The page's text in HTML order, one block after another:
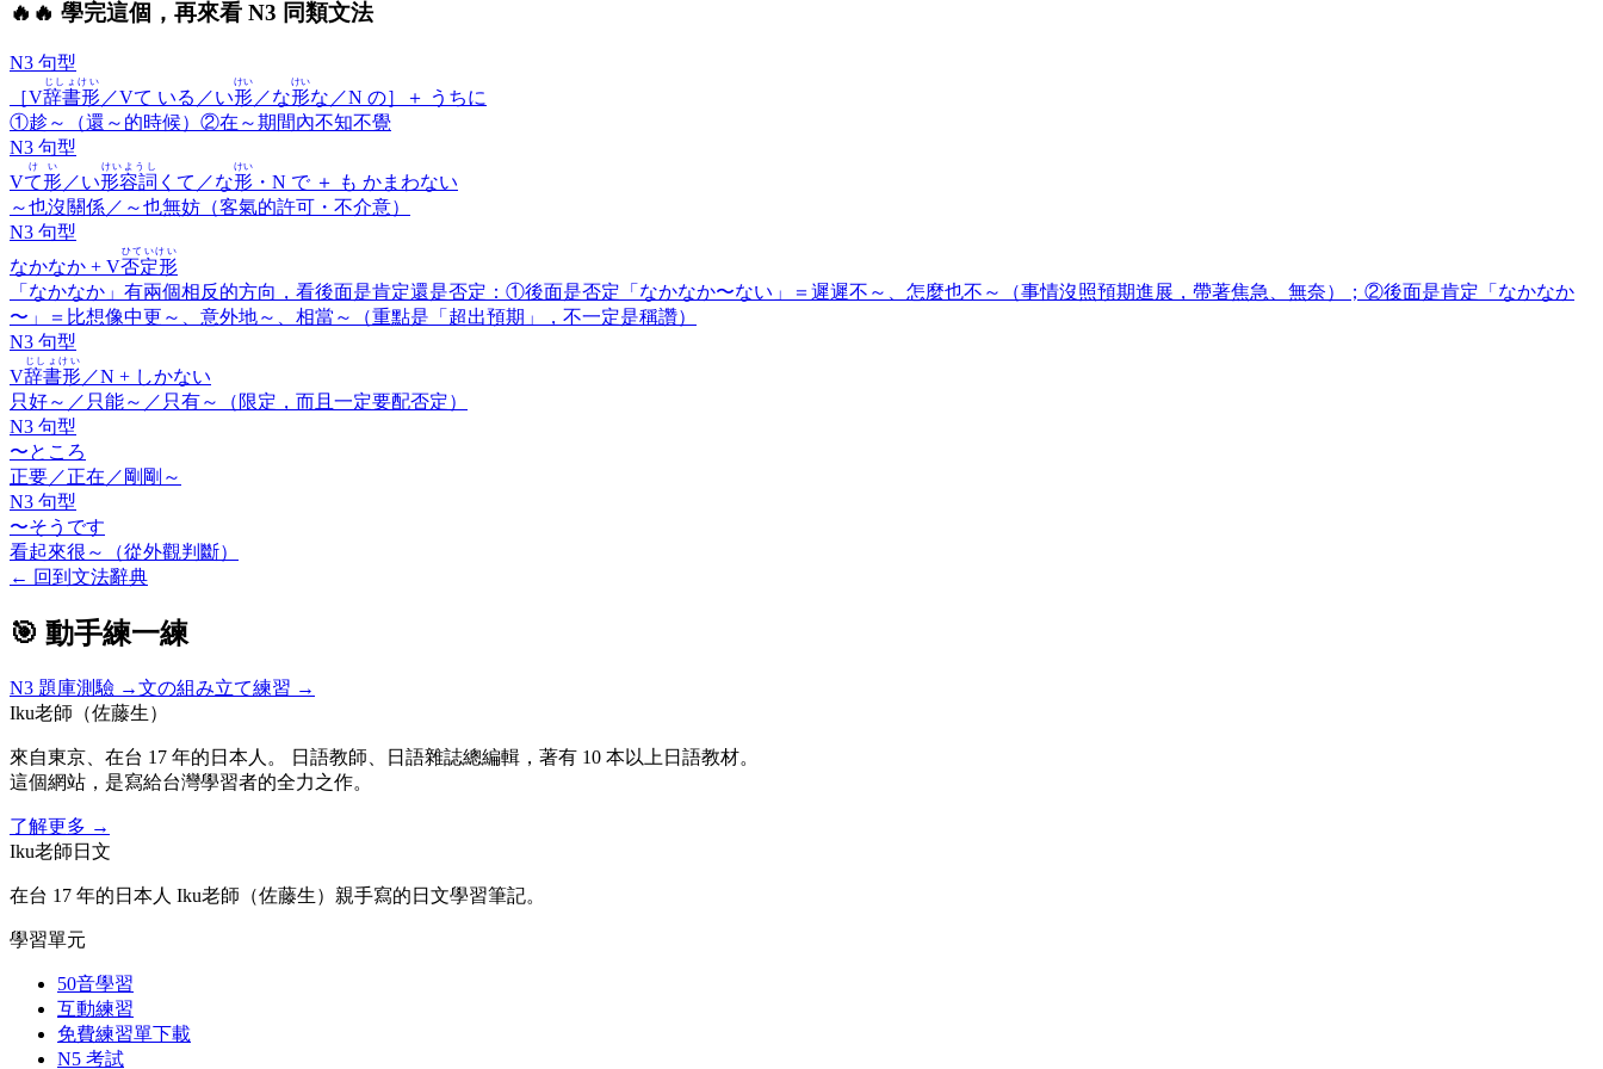
🔥 🔥 學完這個，再來看 N3 同類文法
N3 句型
［V辞書形
じしょけい
／Vて いる／い形
けい
／な形
けい
な／N の］＋ うちに
①趁～（還～的時候）②在～期間內不知不覺
N3 句型
Vて形
けい
／い形容詞
けいようし
くて／な形
けい
・N で ＋ も かまわない
～也沒關係／～也無妨（客氣的許可・不介意）
N3 句型
なかなか + V否定形
ひていけい
「なかなか」有兩個相反的方向，看後面是肯定還是否定：①後面是否定「なかなか〜ない」＝遲遲不～、怎麼也不～（事情沒照預期進展，帶著焦急、無奈）；②後面是肯定「なかなか
〜」＝比想像中更～、意外地～、相當～（重點是「超出預期」，不一定是稱讚）
N3 句型
V辞書形
じしょけい
／N + しかない
只好～／只能～／只有～（限定，而且一定要配否定）
N3 句型
〜ところ
正要／正在／剛剛～
N3 句型
〜そうです
看起來很～（從外觀判斷）
← 回到文法辭典
🎯 動手練一練
N3 題庫測驗 →文の組み立て練習 →
Iku老師（佐藤生）
來自東京、在台 17 年的日本人。 日語教師、日語雜誌總編輯，著有 10 本以上日語教材。
這個網站，是寫給台灣學習者的全力之作。
了解更多 →
Iku老師日文
在台 17 年的日本人 Iku老師（佐藤生）親手寫的日文學習筆記。
學習單元
50音學習
互動練習
免費練習單下載
N5 考試